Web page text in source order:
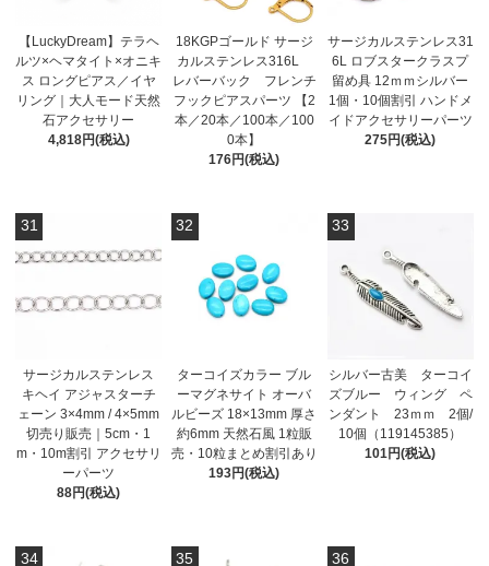
【LuckyDream】テラヘ
ルツ×ヘマタイト×オニキ
ス ロングピアス／イヤ
リング｜大人モード天然
石アクセサリー
4,818円(税込)
18KGPゴールド サージ
カルステンレス316L
レバーバック フレンチ
フックピアスパーツ 【2
本／20本／100本／100
0本】
176円(税込)
サージカルステンレス31
6L ロブスタークラスプ
留め具 12ｍｍシルバー
1個・10個割引 ハンドメ
イドアクセサリーパーツ
275円(税込)
31
サージカルステンレス
キヘイ アジャスターチ
ェーン 3×4mm / 4×5mm
切売り販売｜5cm・1
m・10m割引 アクセサリ
ーパーツ
88円(税込)
32
ターコイズカラー ブル
ーマグネサイト オーバ
ルビーズ 18×13mm 厚さ
約6mm 天然石風 1粒販
売・10粒まとめ割引あり
193円(税込)
33
シルバー古美 ターコイ
ズブルー ウィング ペ
ンダント 23ｍｍ 2個/
10個（119145385）
101円(税込)
34 35 36